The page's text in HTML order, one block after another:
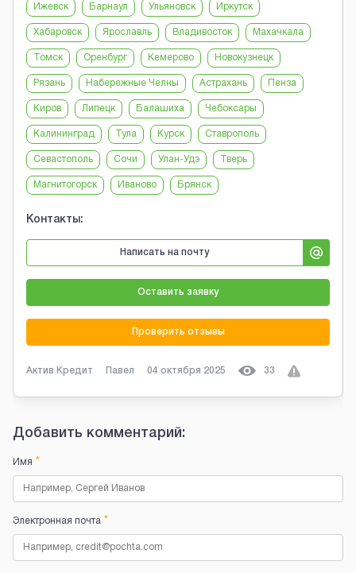
Ижевск Барнаул Ульяновск Иркутск
Хабаровск Ярославль Владивосток Махачкала
Томск Оренбург Кемерово Новокузнецк
Рязань Набережные Челны Астрахань Пенза
Киров Липецк Балашиха Чебоксары
Калининград Тула Курск Ставрополь
Севастополь Сочи Улан-Удэ Тверь
Магнитогорск Иваново Брянск
Контакты:
Написать на почту
Оставить заявку
Проверить отзывы
Актив Кредит Павел 04 октября 2025 33
Добавить комментарий:
Имя *
Электронная почта *